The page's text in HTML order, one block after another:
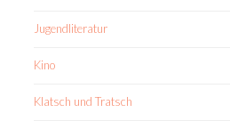
Jugendliteratur
Kino
Klatsch und Tratsch